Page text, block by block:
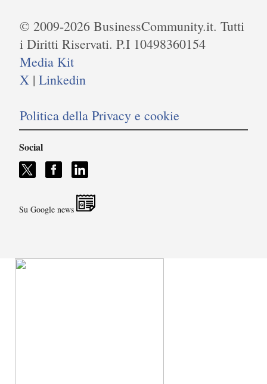
© 2009-2026 BusinessCommunity.it. Tutti
i Diritti Riservati. P.I 10498360154
Media Kit
X | Linkedin
Politica della Privacy e cookie
Social
Su Google news